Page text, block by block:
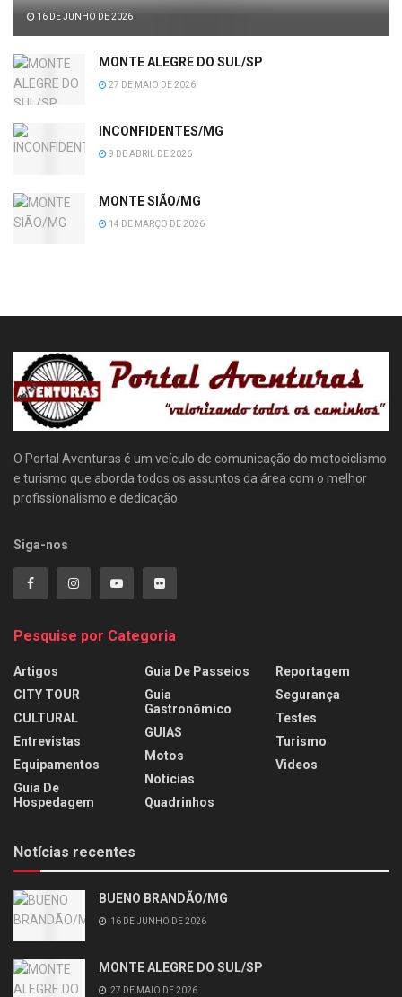
16 DE JUNHO DE 2026
MONTE ALEGRE DO SUL/SP
27 DE MAIO DE 2026
INCONFIDENTES/MG
9 DE ABRIL DE 2026
MONTE SIÃO/MG
14 DE MARÇO DE 2026
O Portal Aventuras é um veículo de comunicação do motociclismo
e turismo que aborda todos os assuntos da área com o melhor
profissionalismo e dedicação.
Siga-nos
Pesquise por Categoria
Artigos
CITY TOUR
CULTURAL
Entrevistas
Equipamentos
Guia De
Hospedagem
Guia De Passeios
Guia
Gastronômico
GUIAS
Motos
Notícias
Quadrinhos
Reportagem
Segurança
Testes
Turismo
Videos
Notícias recentes
BUENO BRANDÃO/MG
16 DE JUNHO DE 2026
MONTE ALEGRE DO SUL/SP
27 DE MAIO DE 2026